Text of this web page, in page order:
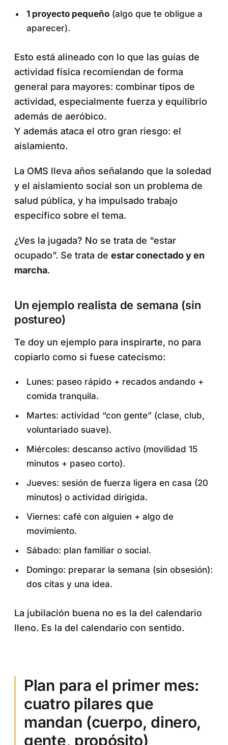
1 proyecto pequeño (algo que te obligue a
aparecer).
Esto está alineado con lo que las guías de
actividad física recomiendan de forma
general para mayores: combinar tipos de
actividad, especialmente fuerza y equilibrio
además de aeróbico.
Y además ataca el otro gran riesgo: el
aislamiento.
La OMS lleva años señalando que la soledad
y el aislamiento social son un problema de
salud pública, y ha impulsado trabajo
específico sobre el tema.
¿Ves la jugada? No se trata de “estar
ocupado”. Se trata de estar conectado y en
marcha.
Un ejemplo realista de semana (sin
postureo)
Te doy un ejemplo para inspirarte, no para
copiarlo como si fuese catecismo:
Lunes: paseo rápido + recados andando +
comida tranquila.
Martes: actividad “con gente” (clase, club,
voluntariado suave).
Miércoles: descanso activo (movilidad 15
minutos + paseo corto).
Jueves: sesión de fuerza ligera en casa (20
minutos) o actividad dirigida.
Viernes: café con alguien + algo de
movimiento.
Sábado: plan familiar o social.
Domingo: preparar la semana (sin obsesión):
dos citas y una idea.
La jubilación buena no es la del calendario
lleno. Es la del calendario con sentido.
Plan para el primer mes:
cuatro pilares que
mandan (cuerpo, dinero,
gente, propósito)